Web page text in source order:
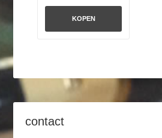
KOPEN
contact